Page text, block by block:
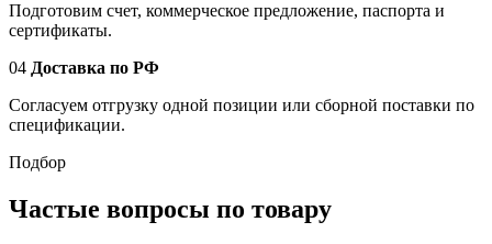
Подготовим счет, коммерческое предложение, паспорта и
сертификаты.
04 Доставка по РФ
Согласуем отгрузку одной позиции или сборной поставки по
спецификации.
Подбор
Частые вопросы по товару